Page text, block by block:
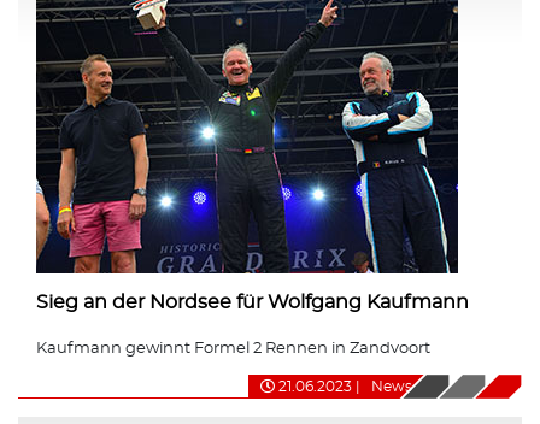
Sieg an der Nordsee für Wolfgang Kaufmann
Kaufmann gewinnt Formel 2 Rennen in Zandvoort
21.06.2023 News